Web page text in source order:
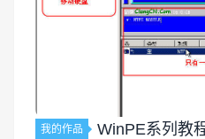
我的作品
WinPE系列教